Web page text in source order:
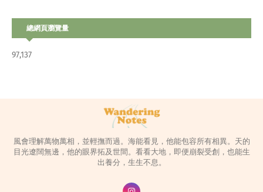
總網頁瀏覽量
97,137
風會理解萬物萬相，並輕撫而過。海能看見，他能包容所有相異。天的
目光遼闊無邊，他的眼界拓及世間。看看大地，即便崩裂受創，也能生
出養分，生生不息。